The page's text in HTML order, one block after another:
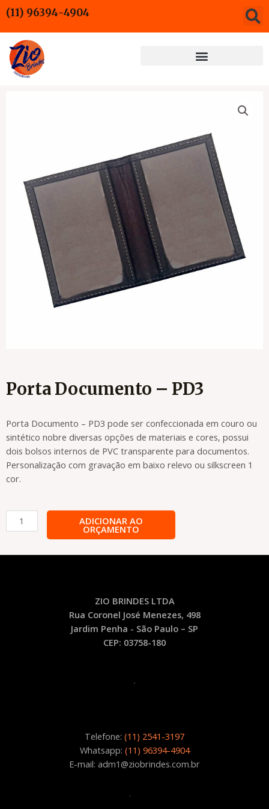
para
o
conteúdo
(11) 96394-4904
Porta Documento – PD3
Porta Documento – PD3 pode ser confeccionada em couro ou
sintético nobre diversas opções de materiais e cores, possui
dois bolsos internos de PVC transparente para documentos.
Personalização com gravação em baixo relevo ou silkscreen 1
cor.
Porta
Documento
PD3
ADICIONAR AO
ORÇAMENTO
ZIO BRINDES LTDA
Rua Coronel José Menezes, 498
Jardim Penha - São Paulo – SP
CEP: 03758-180
.
Telefone: (11) 2541-3197
Whatsapp: (11) 96394-4904
E-mail: adm1@ziobrindes.com.br
.